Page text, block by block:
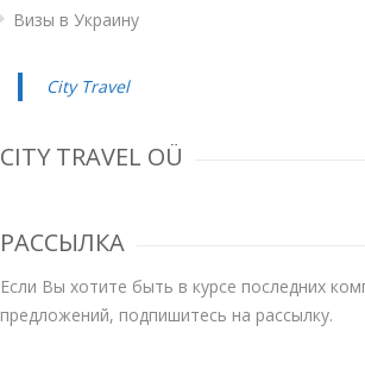
Визы в Украину
City Travel
CITY TRAVEL OÜ
РАССЫЛКА
Если Вы хотите быть в курсе последних
предложений, подпишитесь на рассылку.